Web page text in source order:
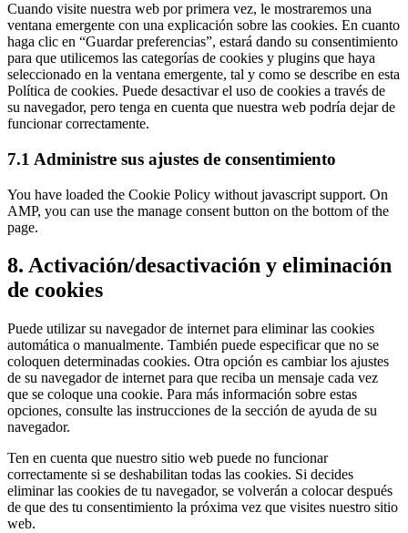
Cuando visite nuestra web por primera vez, le mostraremos una
ventana emergente con una explicación sobre las cookies. En cuanto
haga clic en “Guardar preferencias”, estará dando su consentimiento
para que utilicemos las categorías de cookies y plugins que haya
seleccionado en la ventana emergente, tal y como se describe en esta
Política de cookies. Puede desactivar el uso de cookies a través de
su navegador, pero tenga en cuenta que nuestra web podría dejar de
funcionar correctamente.
7.1 Administre sus ajustes de consentimiento
You have loaded the Cookie Policy without javascript support. On
AMP, you can use the manage consent button on the bottom of the
page.
8. Activación/desactivación y eliminación
de cookies
Puede utilizar su navegador de internet para eliminar las cookies
automática o manualmente. También puede especificar que no se
coloquen determinadas cookies. Otra opción es cambiar los ajustes
de su navegador de internet para que reciba un mensaje cada vez
que se coloque una cookie. Para más información sobre estas
opciones, consulte las instrucciones de la sección de ayuda de su
navegador.
Ten en cuenta que nuestro sitio web puede no funcionar
correctamente si se deshabilitan todas las cookies. Si decides
eliminar las cookies de tu navegador, se volverán a colocar después
de que des tu consentimiento la próxima vez que visites nuestro sitio
web.